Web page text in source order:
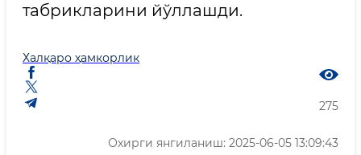
табрикларини йўллашди.
Халқаро ҳамкорлик
275
Охирги янгиланиш: 2025-06-05 13:09:43